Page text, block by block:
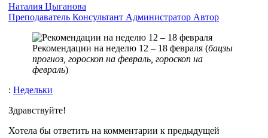
Наталия Цыганова
Преподаватель Консультант Администратор Автор
Рекомендации на неделю 12 – 18 февраля (бацзы
прогноз, гороскоп на февраль, гороскоп на
февраль)
: Недельки
Здравствуйте!
Хотела бы ответить на комментарии к предыдущей